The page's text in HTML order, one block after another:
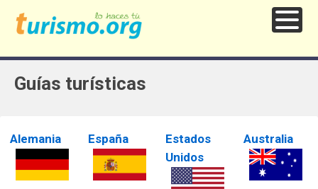
Guías turísticas
Alemania España
Estados
Unidos
Australia